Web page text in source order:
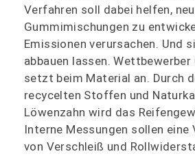
Verfahren soll dabei helfen,
Gummimischungen zu
Emissionen verursachen. Und
abbauen lassen.
setzt beim Material an. Durch
recycelten Stoffen und
Löwenzahn wird das
Interne Messungen sollen eine
von Verschleiß und